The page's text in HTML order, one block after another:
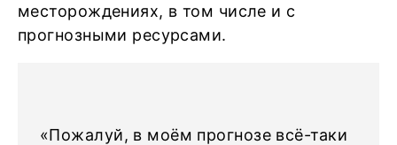
месторождениях, в том числе и с
прогнозными ресурсами.
«Пожалуй, в моём прогнозе всё-таки